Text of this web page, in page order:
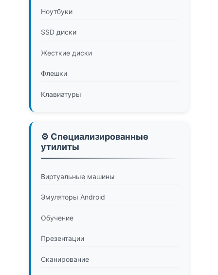
Ноутбуки
SSD диски
Жесткие диски
Флешки
Клавиатуры
⚙️ Специализированные
утилиты
Виртуальные машины
Эмуляторы Android
Обучение
Презентации
Сканирование